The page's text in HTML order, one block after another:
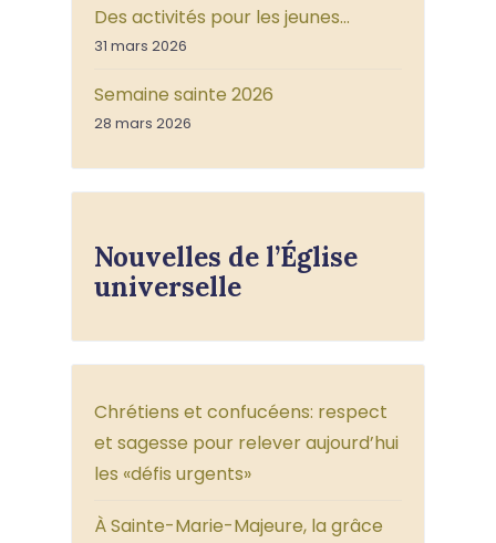
Des activités pour les jeunes…
31 mars 2026
Semaine sainte 2026
28 mars 2026
Nouvelles de l’Église
universelle
Chrétiens et confucéens: respect
et sagesse pour relever aujourd’hui
les «défis urgents»
À Sainte-Marie-Majeure, la grâce